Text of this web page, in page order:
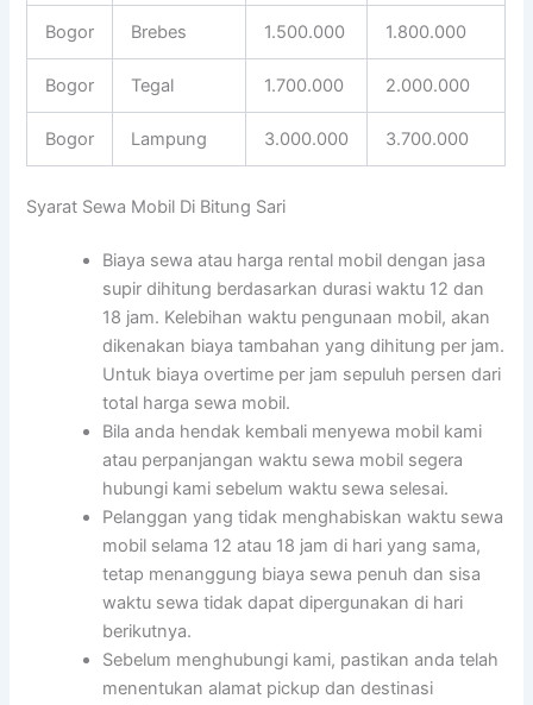
Bogor Brebes 1.500.000 1.800.000
Bogor Tegal 1.700.000 2.000.000
Bogor Lampung 3.000.000 3.700.000
Syarat Sewa Mobil Di Bitung Sari
Biaya sewa atau harga rental mobil dengan jasa
supir dihitung berdasarkan durasi waktu 12 dan
18 jam. Kelebihan waktu pengunaan mobil, akan
dikenakan biaya tambahan yang dihitung per jam.
Untuk biaya overtime per jam sepuluh persen dari
total harga sewa mobil.
Bila anda hendak kembali menyewa mobil kami
atau perpanjangan waktu sewa mobil segera
hubungi kami sebelum waktu sewa selesai.
Pelanggan yang tidak menghabiskan waktu sewa
mobil selama 12 atau 18 jam di hari yang sama,
tetap menanggung biaya sewa penuh dan sisa
waktu sewa tidak dapat dipergunakan di hari
berikutnya.
Sebelum menghubungi kami, pastikan anda telah
menentukan alamat pickup dan destinasi